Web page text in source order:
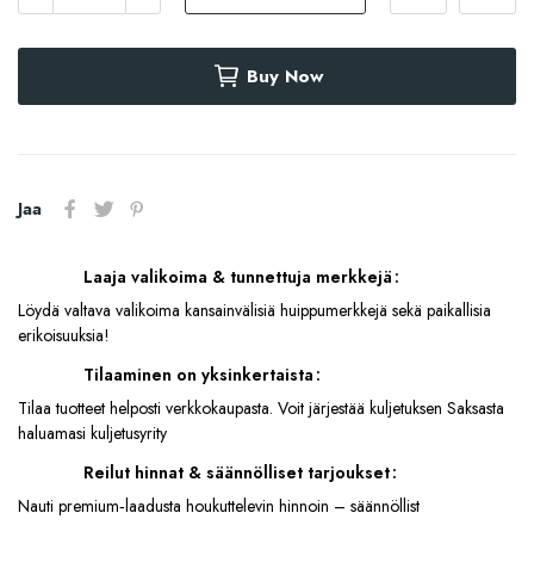
Buy Now
Jaa
Laaja valikoima & tunnettuja merkkejä
Löydä valtava valikoima kansainvälisiä huippumerkkejä sekä paikallisia
erikoisuuksia!
Tilaaminen on yksinkertaista
Tilaa tuotteet helposti verkkokaupasta. Voit järjestää kuljetuksen Saksasta
haluamasi kuljetusyrity
Reilut hinnat & säännölliset tarjoukset
Nauti premium‑laadusta houkuttelevin hinnoin – säännöllist